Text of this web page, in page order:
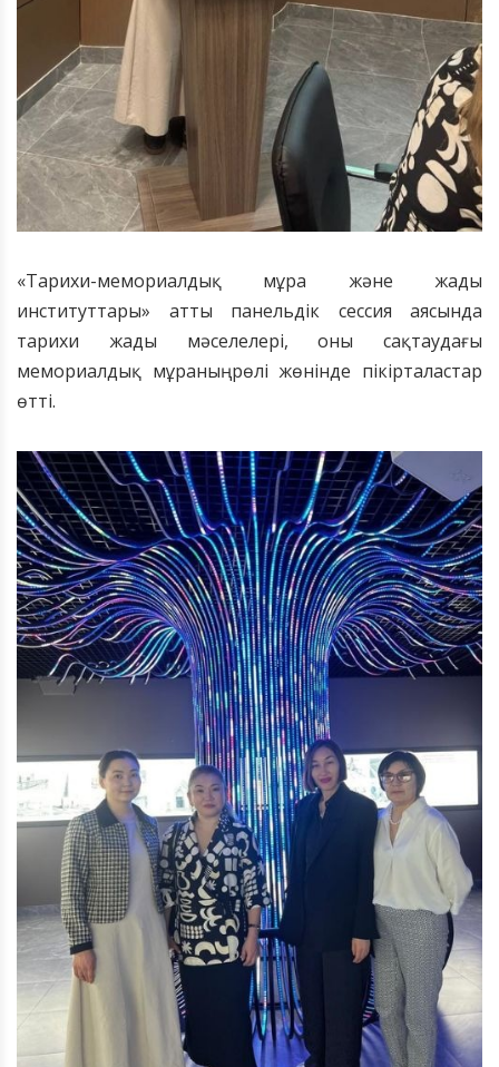
«Тарихи-мемориалдық мұра және жады
институттары» атты панельдік сессия аясында
тарихи жады мәселелері, оны сақтаудағы
мемориалдық мұраның рөлі жөнінде пікірталастар
өтті.